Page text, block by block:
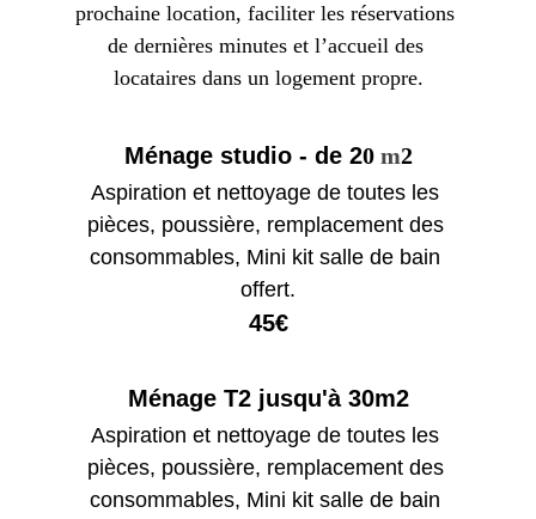
Ménage studio - de 20 m2
Aspiration et nettoyage de toutes les
pièces, poussière, remplacement des
consommables, Mini kit salle de bain
offert.
45€
prochaine location, faciliter les réservations
de dernières minutes et l’accueil des
locataires dans un logement propre.
Ménage T2 jusqu'à 30m2
Aspiration et nettoyage de toutes les
pièces, poussière, remplacement des
consommables, Mini kit salle de bain